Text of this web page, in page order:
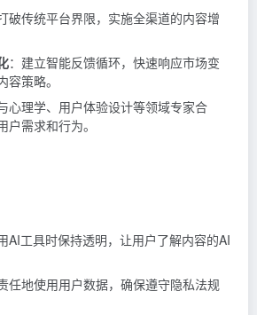
破传统平台界限，实施全渠道的内容增
：建立智能反馈循环，快速响应市场变
策略。
心理学、用户体验设计等领域专家合
户需求和行为。
AI工具时保持透明，让用户了解内容的AI
任地使用用户数据，确保遵守隐私法规